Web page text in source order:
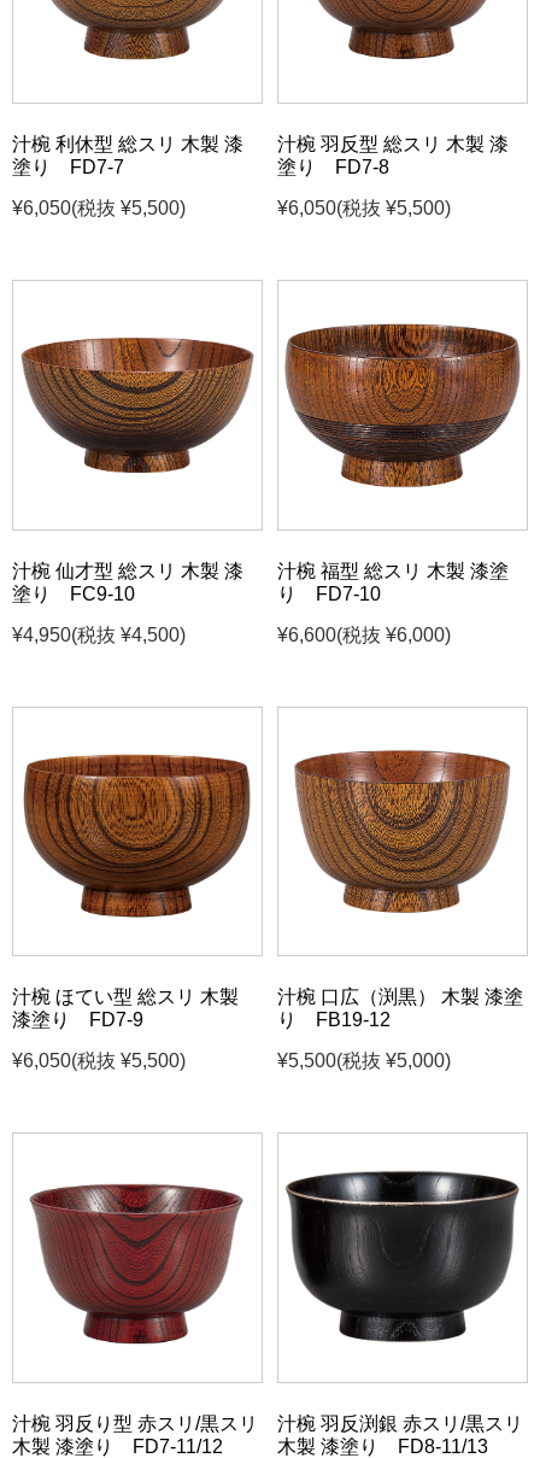
汁椀 利休型 総スリ 木製 漆
塗り FD7-7
¥6,050(税抜 ¥5,500)
汁椀 羽反型 総スリ 木製 漆
塗り FD7-8
¥6,050(税抜 ¥5,500)
汁椀 仙才型 総スリ 木製 漆
塗り FC9-10
¥4,950(税抜 ¥4,500)
汁椀 福型 総スリ 木製 漆塗
り FD7-10
¥6,600(税抜 ¥6,000)
汁椀 ほてい型 総スリ 木製
漆塗り FD7-9
¥6,050(税抜 ¥5,500)
汁椀 口広（渕黒） 木製 漆塗
り FB19-12
¥5,500(税抜 ¥5,000)
汁椀 羽反り型 赤スリ/黒スリ
木製 漆塗り FD7-11/12
汁椀 羽反渕銀 赤スリ/黒スリ
木製 漆塗り FD8-11/13